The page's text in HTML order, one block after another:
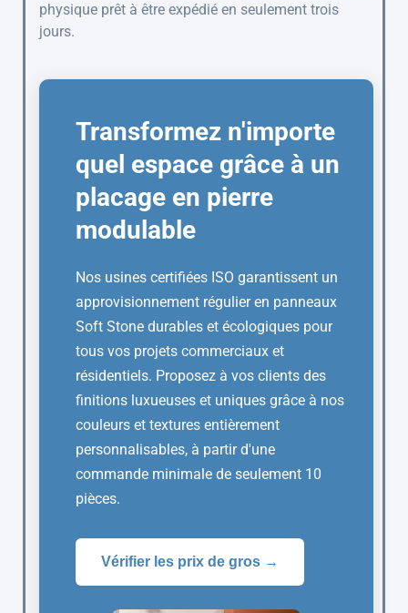
physique prêt à être expédié en seulement trois
jours.
Transformez n'importe
quel espace grâce à un
placage en pierre
modulable
Nos usines certifiées ISO garantissent un
approvisionnement régulier en panneaux
Soft Stone durables et écologiques pour
tous vos projets commerciaux et
résidentiels. Proposez à vos clients des
finitions luxueuses et uniques grâce à nos
couleurs et textures entièrement
personnalisables, à partir d'une
commande minimale de seulement 10
pièces.
Vérifier les prix de gros →